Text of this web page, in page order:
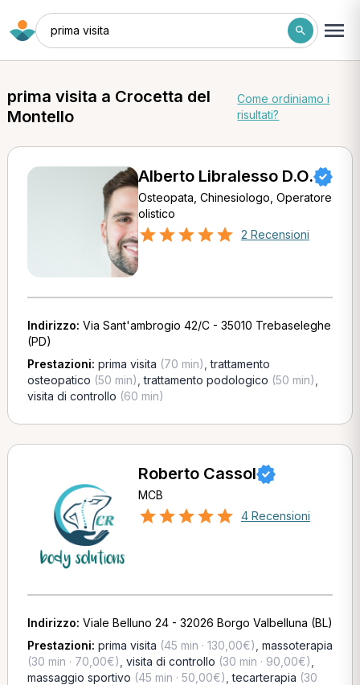
prima visita
prima visita a Crocetta del
Montello
Come ordiniamo i
risultati?
Alberto Libralesso D.O.
Osteopata, Chinesiologo, Operatore
olistico
2 Recensioni
Indirizzo: Via Sant'ambrogio 42/C - 35010 Trebaseleghe
(PD)
Prestazioni: prima visita (70 min) ,trattamento
osteopatico (50 min) ,trattamento podologico (50 min)
visita di controllo (60 min)
Roberto Cassol
MCB
4 Recensioni
Indirizzo: Viale Belluno 24 - 32026 Borgo Valbelluna (BL)
Prestazioni: prima visita (45 min · 130,00€) massoterapia
(30 min · 70,00€) visita di controllo (30 min · 90,00€)
massaggio sportivo (45 min · 50,00€) ,tecarterapia (30